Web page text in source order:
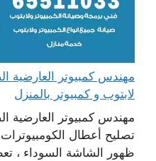
لابتوب و كمبيوتر بالمنزل
مهندس كمبيوتر العارضية
تصليح أعطال
ظهور الشاشة السوداء ،